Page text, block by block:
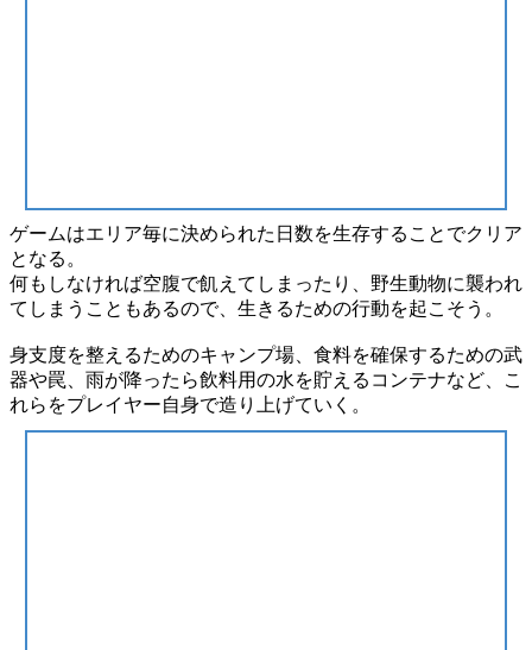
ゲームはエリア毎に決められた日数を生存することでクリア
となる。
何もしなければ空腹で飢えてしまったり、 野生動物に襲われ
てしまうこともあるので、 生きるための行動を起こそう。
身支度を整えるためのキャンプ場、食料を確保するための武
器や罠、雨が降ったら飲料用の水を貯えるコンテナなど、こ
れらをプレイヤー自身で造り上げていく。